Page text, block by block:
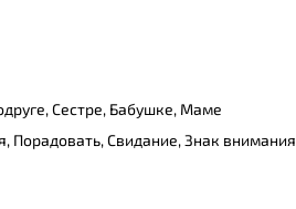
Сестре, Бабушке, Маме
Порадовать, Свидание, Знак внимания